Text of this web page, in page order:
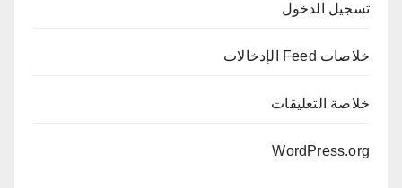
تسجيل الدخول
خلاصات Feed الإدخالات
خلاصة التعليقات
WordPress.org